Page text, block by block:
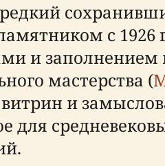
с 1926
и заполнением
мастерства (
витрин и